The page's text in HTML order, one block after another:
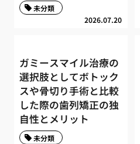
2026.07.20
未分類
ガミースマイル治療の
選択肢としてボトック
スや骨切り手術と比較
した際の歯列矯正の独
自性とメリット
未分類